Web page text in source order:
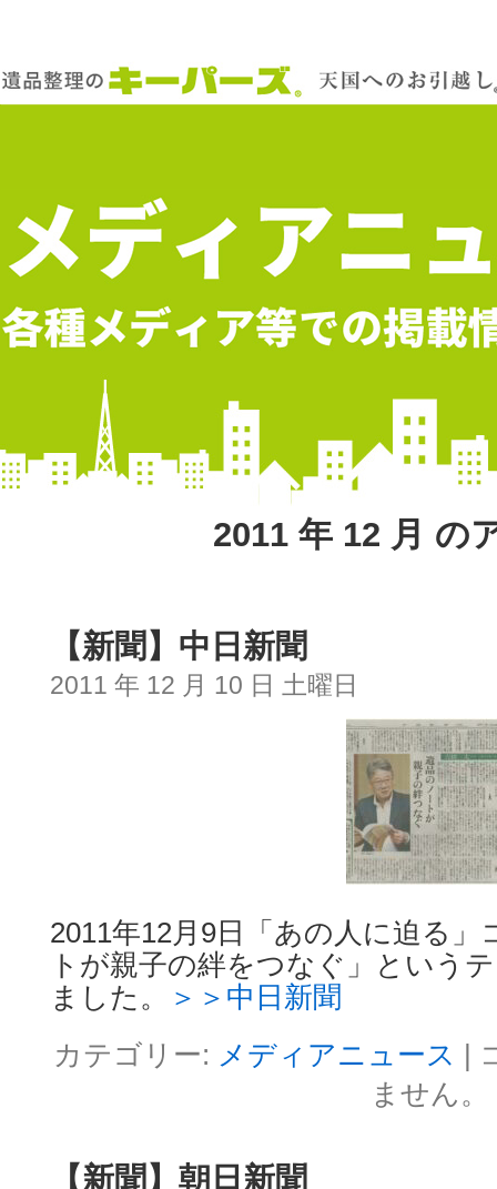
2011 年 12 月 の
【新聞】中日新聞
2011 年 12 月 10 日 土曜日
2011年12月9日「あの人に迫る」
トが親子の絆をつなぐ」という
ました。
＞＞中日新聞
カテゴリー: メディアニュース
ません。
【新聞】朝日新聞